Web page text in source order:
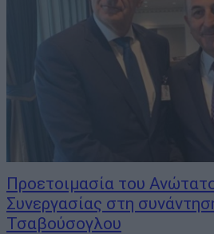
Προετοιμασία του
Συνεργασίας στη
Τσαβούσογλου